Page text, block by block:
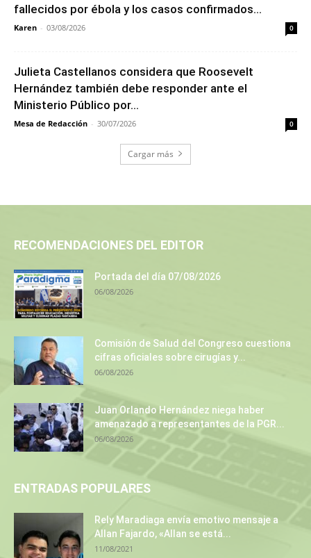
fallecidos por ébola y los casos confirmados...
Karen - 03/08/2026 0
Julieta Castellanos considera que Roosevelt
Hernández también debe responder ante el
Ministerio Público por...
Mesa de Redacción - 30/07/2026 0
Cargar más
RECOMENDACIONES DEL EDITOR
Portada del día 07/08/2026
06/08/2026
Comisión de Salud del Congreso cuestiona
cifras oficiales sobre cirugías y...
06/08/2026
Juan Orlando Hernández niega haber
amenazado a representantes de la PGR...
06/08/2026
ENTRADAS POPULARES
Rely Maradiaga envía emotivo mensaje a
Allan Fajardo, «Allan se está...
11/08/2021